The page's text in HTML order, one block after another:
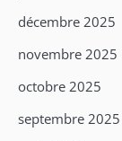
décembre 2025
novembre 2025
octobre 2025
septembre 2025